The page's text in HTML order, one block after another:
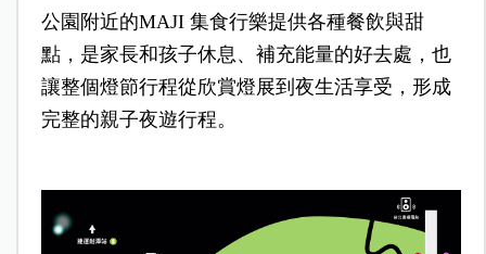
公園附近的MAJI 集食行樂提供各種餐飲與甜
點，是家長和孩子休息、補充能量的好去處，也
讓整個燈節行程從欣賞燈展到夜生活享受，形成
完整的親子夜遊行程。